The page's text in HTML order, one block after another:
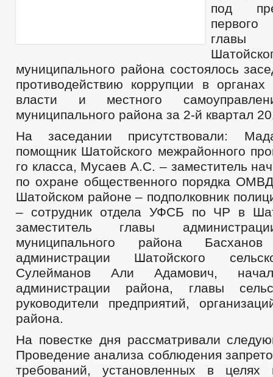
под
главы
муниципального района состоялось
противодействию коррупции в органах
власти и местного
муниципального района за 2-й квартал
На заседании присутствовали:
помощник Шатойского межрайонного
го класса, Мусаев А.С. – заместитель
по охране общественного порядка
Шатойском районе – подполковник
– сотрудник отдела УФСБ по ЧР в
заместитель главы
муниципального района
администрации Шатойского
Сулейманов Али Адамович,
администрации района, главы
руководители предприятий,
района.
На повестке дня рассматривали
Проведение анализа соблюдения
требований, установленных в целях